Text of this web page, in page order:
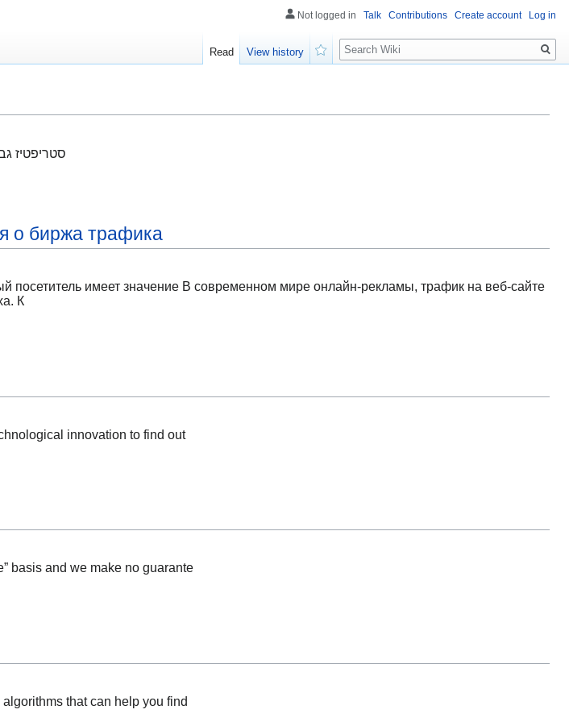
"סטריפטיז
о биржа трафика
посетитель имеет значение В современном мире онлайн-рекламы, трафик на веб-сайте
К
innovation to find out
basis and we make no guarante
that can help you find
Not logged in Talk Contributions Create account Log in
Read
View history
Search